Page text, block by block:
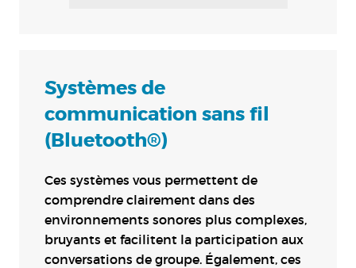
Systèmes de
communication sans fil
(Bluetooth®)
Ces systèmes vous permettent de
comprendre clairement dans des
environnements sonores plus complexes,
bruyants et facilitent la participation aux
conversations de groupe. Également, ces